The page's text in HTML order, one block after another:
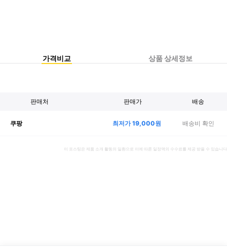
가격비교 상품 상세정보
판매처 판매가 배송
쿠팡 최저가19,000원 배송비 확인
이 포스팅은 제품 소개 활동의 일환으로 이에 따른 일정액의 수수료를 제공 받을 수 있습니다